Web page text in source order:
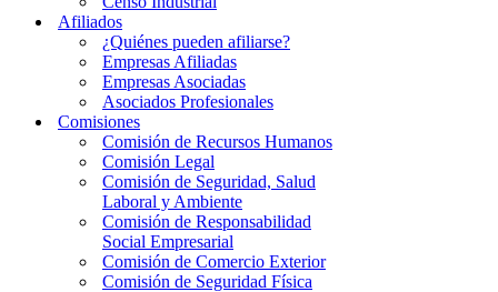
Afiliados
¿Quiénes pueden afiliarse?
Empresas Afiliadas
Empresas Asociadas
Asociados Profesionales
Comisiones
Comisión de Recursos Humanos
Comisión Legal
Comisión de Seguridad, Salud
Laboral y Ambiente
Comisión de Responsabilidad
Social Empresarial
Comisión de Comercio Exterior
Comisión de Seguridad Física